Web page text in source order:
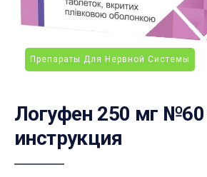
Препараты Для Нервной Системы
Логуфен 250 мг №60
инструкция